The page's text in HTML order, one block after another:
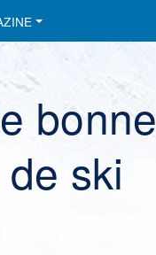
bonne
ski